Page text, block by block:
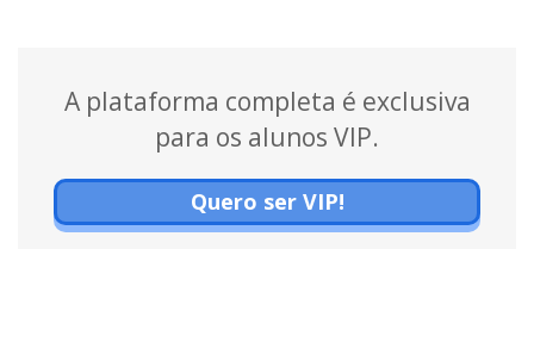
A plataforma completa é exclusiva
para os alunos VIP.
Quero ser VIP!